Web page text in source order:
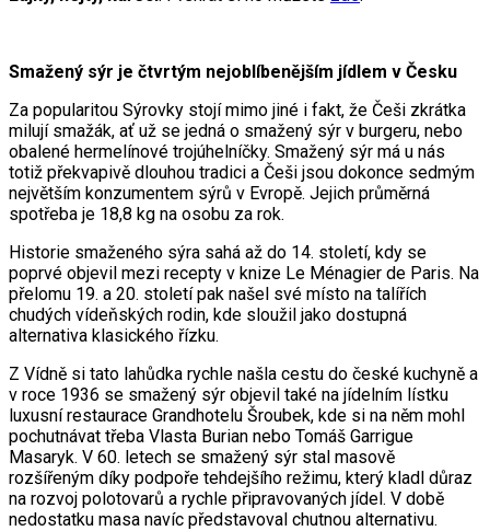
Smažený sýr je čtvrtým nejoblíbenějším jídlem v Česku
Za popularitou Sýrovky stojí mimo jiné i fakt, že Češi zkrátka
milují smažák, ať už se jedná o smažený sýr v burgeru, nebo
obalené hermelínové trojúhelníčky. Smažený sýr má u nás
totiž překvapivě dlouhou tradici a Češi jsou dokonce sedmým
největším konzumentem sýrů v Evropě. Jejich průměrná
spotřeba je 18,8 kg na osobu za rok.
Historie smaženého sýra sahá až do 14. století, kdy se
poprvé objevil mezi recepty v knize Le Ménagier de Paris. Na
přelomu 19. a 20. století pak našel své místo na talířích
chudých vídeňských rodin, kde sloužil jako dostupná
alternativa klasického řízku.
Z Vídně si tato lahůdka rychle našla cestu do české kuchyně a
v roce 1936 se smažený sýr objevil také na jídelním lístku
luxusní restaurace Grandhotelu Šroubek, kde si na něm mohl
pochutnávat třeba Vlasta Burian nebo Tomáš Garrigue
Masaryk. V 60. letech se smažený sýr stal masově
rozšířeným díky podpoře tehdejšího režimu, který kladl důraz
na rozvoj polotovarů a rychle připravovaných jídel. V době
nedostatku masa navíc představoval chutnou alternativu.